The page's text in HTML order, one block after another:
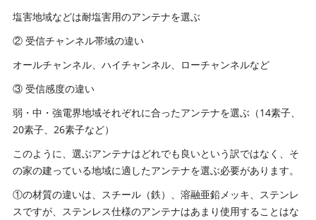
塩害地域などは耐塩害用のアンテナを選ぶ
② 受信チャンネル帯域の違い
オールチャンネル、ハイチャンネル、ローチャンネルなど
③ 受信感度の違い
弱・中・強電界地域それぞれに合ったアンテナを選ぶ（14素子、
20素子、26素子など）
このように、選ぶアンテナはどれでも良いという訳ではなく、そ
の家の建っている地域に適したアンテナを選ぶ必要があります。
①の材質の違いは、スチール（鉄）、溶融亜鉛メッキ、ステンレ
スですが、ステンレス仕様のアンテナはあまり使用することはな